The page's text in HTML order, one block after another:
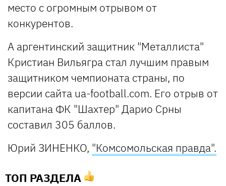
место с огромным отрывом от
конкурентов.
А аргентинский защитник "Металлиста"
Кристиан Вильягра стал лучшим правым
защитником чемпионата страны, по
версии сайта ua-football.com. Его отрыв от
капитана ФК "Шахтер" Дарио Срны
составил 305 баллов.
Юрий ЗИНЕНКО, "Комсомольская правда".
ТОП РАЗДЕЛА